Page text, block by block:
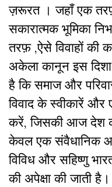
ज़रूरत । जहाँ एक
सकारात्मक भूमिका
तरफ़ ,ऐसे विवाहों की
अकेला कानून इस दिशा
है कि समाज और
विवाद के स्वीकारें
करें, जिसकी आज देश
केवल एक संवैधानिक
विविध और सहिष्णु
की अपेक्षा की जाती है।